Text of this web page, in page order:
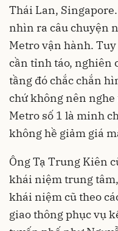
Thái Lan,
nhìn ra câu chuyện
Metro vận hành.
cần tỉnh táo, nghiên
tầng đó chắc chắn
chứ không nên
Metro số 1 là minh
không hề giảm giá
Ông Tạ Trung Kiên
khái niệm trung
khái niệm cũ theo
giao thông phục vụ